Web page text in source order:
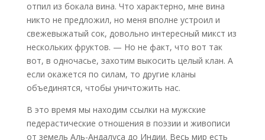
отпил из бокала вина. Что характерно, мне вина
никто не предложил, но меня вполне устроил и
свежевыжатый сок, довольно интересный микст из
нескольких фруктов. — Но не факт, что вот так
вот, в одночасье, захотим выкосить целый клан. А
если окажется по силам, то другие кланы
объединятся, чтобы уничтожить нас.
В это время мы находим ссылки на мужские
педерастические отношения в поэзии и живописи
от земель Аль-Андалуса до Индии. Весь мир есть